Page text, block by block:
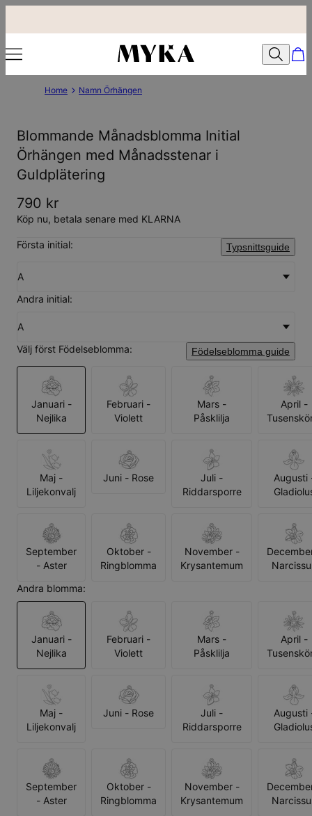
Home Namn Örhängen
Blommande Månadsblomma Initial
Örhängen med Månadsstenar i
Guldplätering
790 kr
Köp nu, betala senare med KLARNA
Första initial: Typsnittsguide
A
Andra initial:
A
Välj först Födelseblomma:
Födelseblomma guide
Januari -
Nejlika
Februari -
Violett
Mars -
Påsklilja
April -
Maj -
Liljekonvalj
Juni - Rose
Juli -
Riddarsporre
Augusti
September
- Aster
Oktober -
Ringblomma
November -
Krysantemum
Andra blomma:
Januari -
Nejlika
Februari -
Violett
Mars -
Påsklilja
April -
Maj -
Liljekonvalj
Juni - Rose
Juli -
Riddarsporre
Augusti
September
- Aster
Oktober -
Ringblomma
November -
Krysantemum